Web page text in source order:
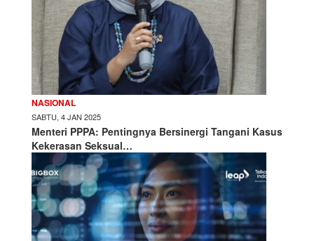
NASIONAL
SABTU, 4 JAN 2025
Menteri PPPA: Pentingnya Bersinergi Tangani Kasus
Kekerasan Seksual…